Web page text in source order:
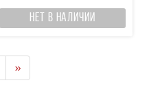
НЕТ В НАЛИЧИИ
»